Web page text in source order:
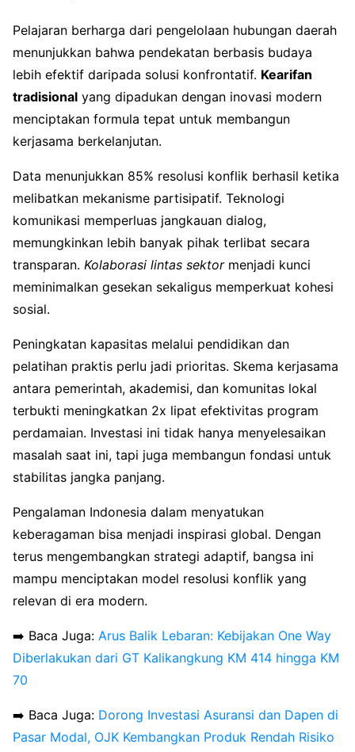
Pelajaran berharga dari pengelolaan hubungan daerah
menunjukkan bahwa pendekatan berbasis budaya
lebih efektif daripada solusi konfrontatif. Kearifan
tradisional yang dipadukan dengan inovasi modern
menciptakan formula tepat untuk membangun
kerjasama berkelanjutan.
Data menunjukkan 85% resolusi konflik berhasil ketika
melibatkan mekanisme partisipatif. Teknologi
komunikasi memperluas jangkauan dialog,
memungkinkan lebih banyak pihak terlibat secara
transparan. Kolaborasi lintas sektormenjadi kunci
meminimalkan gesekan sekaligus memperkuat kohesi
sosial.
Peningkatan kapasitas melalui pendidikan dan
pelatihan praktis perlu jadi prioritas. Skema kerjasama
antara pemerintah, akademisi, dan komunitas lokal
terbukti meningkatkan 2x lipat efektivitas program
perdamaian. Investasi ini tidak hanya menyelesaikan
masalah saat ini, tapi juga membangun fondasi untuk
stabilitas jangka panjang.
Pengalaman Indonesia dalam menyatukan
keberagaman bisa menjadi inspirasi global. Dengan
terus mengembangkan strategi adaptif, bangsa ini
mampu menciptakan model resolusi konflik yang
relevan di era modern.
➡️ Baca Juga: Arus Balik Lebaran: Kebijakan One Way
Diberlakukan dari GT Kalikangkung KM 414 hingga KM
70
➡️ Baca Juga: Dorong Investasi Asuransi dan Dapen di
Pasar Modal, OJK Kembangkan Produk Rendah Risiko